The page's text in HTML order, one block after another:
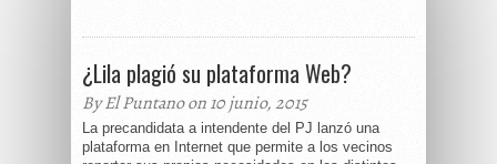
¿Lila plagió su plataforma Web?
By El Puntano on 10 junio, 2015
La precandidata a intendente del PJ lanzó una
plataforma en Internet que permite a los vecinos